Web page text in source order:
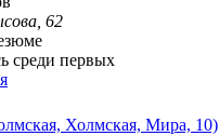
62
среди первых
Холмская, Мира, 10)